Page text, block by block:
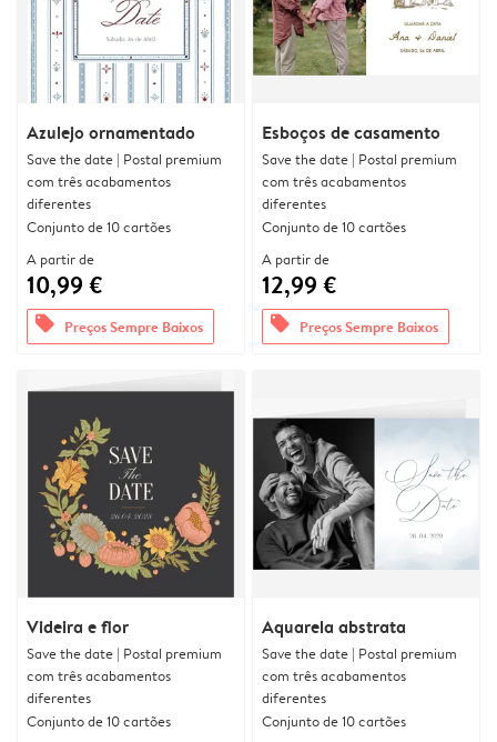
Azulejo ornamentado
Save the date | Postal premium
com três acabamentos
diferentes
Conjunto de 10 cartões
A partir de
10,99 €
offers Preços Sempre Baixos
Esboços de casamento
Save the date | Postal premium
com três acabamentos
diferentes
Conjunto de 10 cartões
A partir de
12,99 €
offers Preços Sempre Baixos
Videira e flor
Save the date | Postal premium
com três acabamentos
diferentes
Conjunto de 10 cartões
Aquarela abstrata
Save the date | Postal premium
com três acabamentos
diferentes
Conjunto de 10 cartões